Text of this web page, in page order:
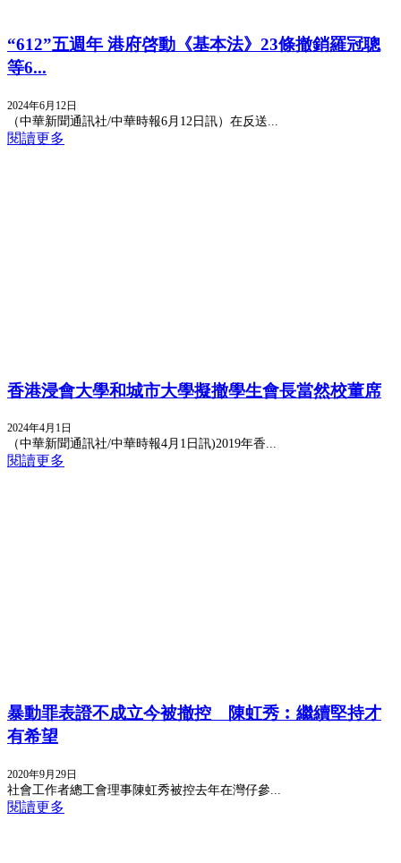
“612”五週年 港府啓動《基本法》23條撤銷羅冠聰
等6...
2024年6月12日
（中華新聞通訊社/中華時報6月12日訊）在反送...
閱讀更多
香港浸會大學和城市大學擬撤學生會長當然校董席
2024年4月1日
（中華新聞通訊社/中華時報4月1日訊)2019年香...
閱讀更多
暴動罪表證不成立今被撤控 陳虹秀︰繼續堅持才
有希望
2020年9月29日
社會工作者總工會理事陳虹秀被控去年在灣仔參...
閱讀更多